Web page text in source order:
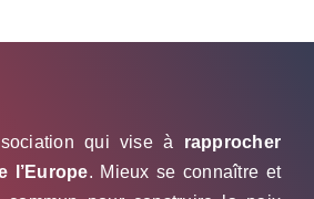
qui vise à rapprocher
l’Europe. Mieux se connaître et